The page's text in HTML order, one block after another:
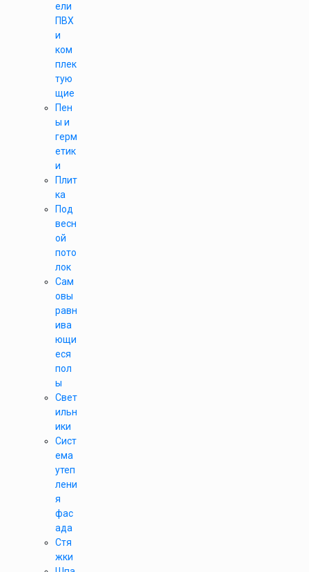
ели
ПВХ
и
ком
плек
тую
щие
Пен
ы и
герм
етик
и
Плит
ка
Под
весн
ой
пото
лок
Сам
овы
равн
ива
ющи
еся
пол
ы
Свет
ильн
ики
Сист
ема
утеп
лени
я
фас
ада
Стя
жки